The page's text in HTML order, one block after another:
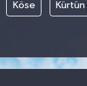
Köse Kürtün